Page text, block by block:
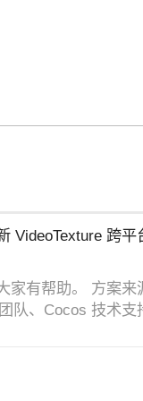
VideoTexture 跨平
家有帮助。 方案
队、Cocos 技术